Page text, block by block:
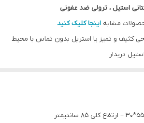
استیل ، ترولی ضد عفونی
مشابه اینجا کلیک کنید
کثیف و تمیز یا استریل بدون تماس با محیط
دربدار